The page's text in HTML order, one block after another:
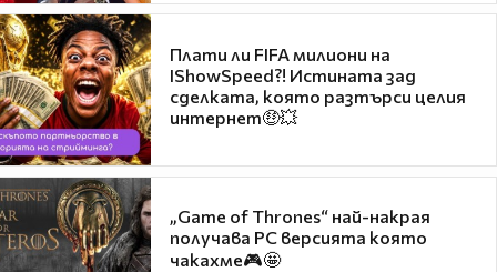
Плати ли FIFA милиони на
IShowSpeed?! Истината зад
сделката, която разтърси целия
интернет🤑💥
„Game of Thrones“ най-накрая
получава PC версията която
чакахме🎮🤩